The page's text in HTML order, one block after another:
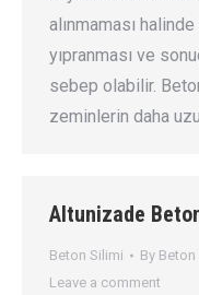
alınmaması
yıpranması ve
sebep olabilir.
zeminlerin daha
Altunizade
Beton Silimi By Beton
Leave a comment